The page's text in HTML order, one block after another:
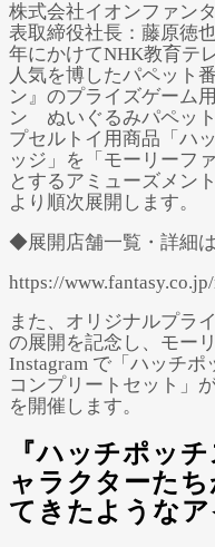
株式会社イオンファン
表取締役社長：藤原徳
年にかけてNHK教育テ
人気を博したパペット
ン』のプライズゲーム
ン ぬいぐるみパペッ
プセルトイ用商品「ハ
ッジ」を「モーリーフ
とするアミューズメン
より順次展開します。
◆展開店舗一覧・詳細は
https://
また、オリジナルプラ
の展開を記念し、モー
Instagram で「ハッチ
コンプリートセット」
を開催します。
『ハッチポッ
ャラクターた
てきたようなア